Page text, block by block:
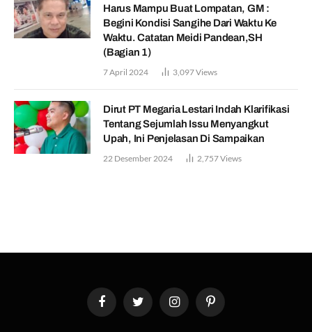
Harus Mampu Buat Lompatan, GM :
Begini Kondisi Sangihe Dari Waktu Ke
Waktu. Catatan Meidi Pandean,SH
(Bagian 1)
7 April 2024 3,097Views
Dirut PT Megaria Lestari Indah Klarifikasi
Tentang Sejumlah Issu Menyangkut
Upah, Ini Penjelasan Di Sampaikan
22 Desember 2024 2,757Views
FacebookTwitter InstagramPinterest